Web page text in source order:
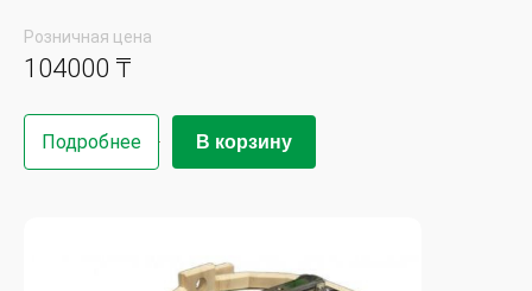
Розничная цена
104000 ₸
Подробнее В корзину